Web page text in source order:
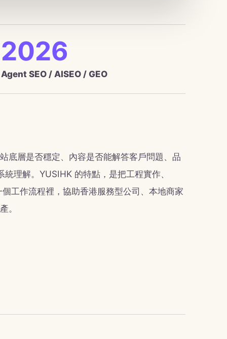
2026
Agent SEO / AISEO / GEO
底層是否穩定、內容是否能解答客戶問題、品
理解。YUSIHK 的特點，是把工程實作、
工作流程裡，協助香港服務型公司、本地商家
。